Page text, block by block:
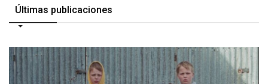
Últimas publicaciones